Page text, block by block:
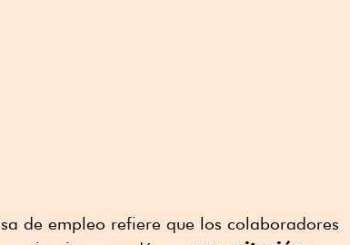
de empleo refiere que los colaboradores